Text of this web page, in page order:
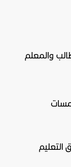
والمعلم